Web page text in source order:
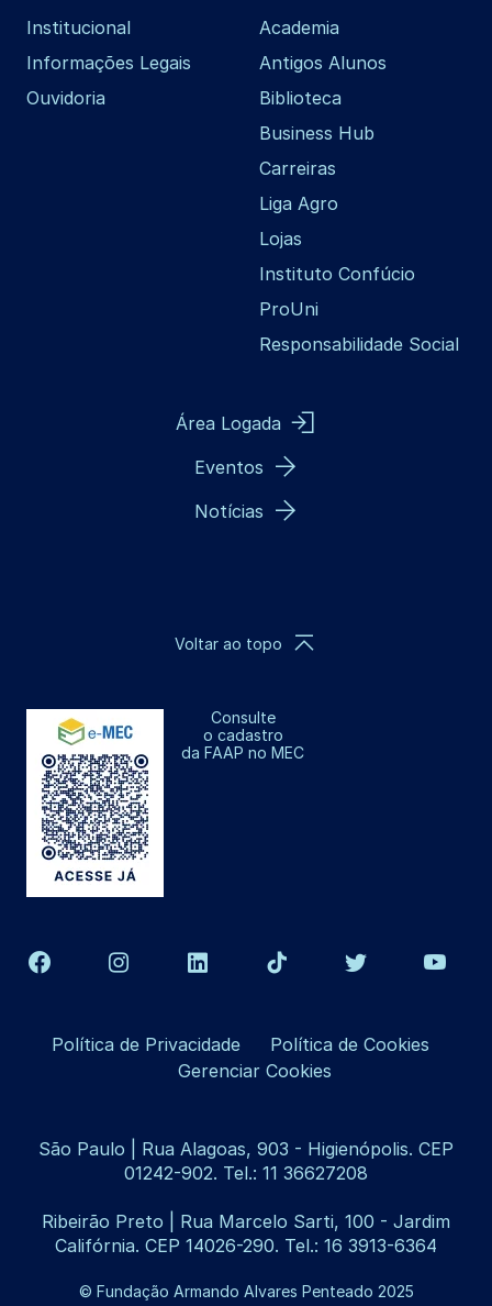
Institucional
Informações Legais
Ouvidoria
Academia
Antigos Alunos
Biblioteca
Business Hub
Carreiras
Liga Agro
Lojas
Instituto Confúcio
ProUni
Responsabilidade Social
Área Logada
Eventos
Notícias
Consulte
o cadastro
da FAAP no MEC
Voltar ao topo
Política de Privacidade
Política de Cookies
Gerenciar Cookies
São Paulo | Rua Alagoas, 903 - Higienópolis. CEP
01242-902. Tel.: 11 36627208
Ribeirão Preto | Rua Marcelo Sarti, 100 - Jardim
Califórnia. CEP 14026-290. Tel.: 16 3913-6364
© Fundação Armando Alvares Penteado 2025